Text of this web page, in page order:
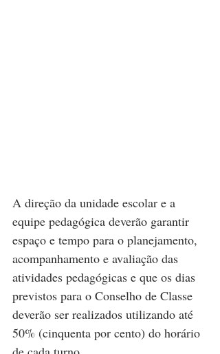
A direção da unidade escolar e a
equipe pedagógica deverão garantir
espaço e tempo para o planejamento,
acompanhamento e avaliação das
atividades pedagógicas e que os dias
previstos para o Conselho de Classe
deverão ser realizados utilizando até
50% (cinquenta por cento) do horário